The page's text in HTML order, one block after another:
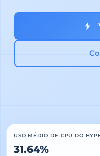
USO MÉDIO DE CPU DO
31.64%